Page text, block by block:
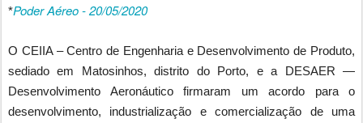
*Poder Aéreo - 20/05/2020
O CEIIA – Centro de Engenharia e Desenvolvimento de Produto,
sediado em Matosinhos, distrito do Porto, e a DESAER —
Desenvolvimento Aeronáutico firmaram um acordo para o
desenvolvimento, industrialização e comercialização de uma